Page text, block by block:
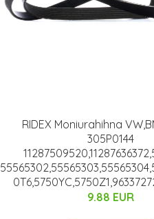
RIDEX Moniurahihna
305P0144
9.88 EUR